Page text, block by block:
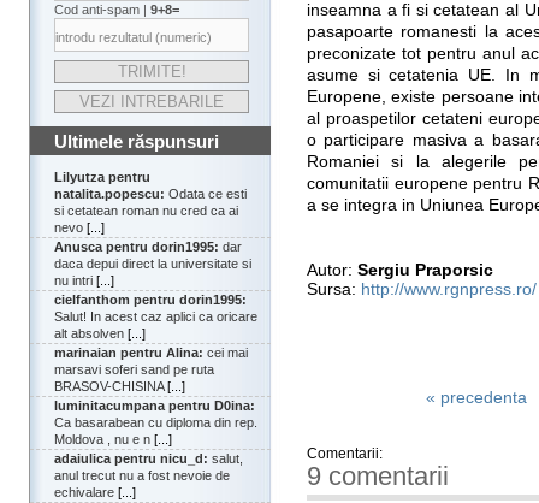
Cod anti-spam | 9+8=
Ultimele răspunsuri
Lilyutza pentru
natalita.popescu: Odata ce esti
si cetatean roman nu cred ca ai
nevo [...]
Anusca pentru dorin1995: dar
daca depui direct la universitate si
nu intri [...]
cielfanthom pentru dorin1995:
Salut! In acest caz aplici ca oricare
alt absolven [...]
marinaian pentru Alina: cei mai
marsavi soferi sand pe ruta
BRASOV-CHISINA[...]
luminitacumpana pentru D0ina:
Ca basarabean cu diploma din rep.
Moldova , nu e n [...]
adaiulica pentru nicu_d: salut,
anul trecut nu a fost nevoie de
echivalare [...]
inseamna a fi si cetatean al
pasapoarte romanesti la
preconizate tot pentru anul
asume si cetatenia UE. In
Europene, existe persoane
al proaspetilor cetateni
o participare masiva a
Romaniei si la alegerile
comunitatii europene pentru
a se integra in Uniunea
Autor: Sergiu Praporsic
Sursa: http://www.rgnpress.ro/
« precedenta
Comentarii:
9 comentarii